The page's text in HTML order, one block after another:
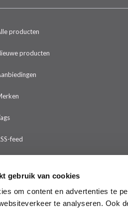
gebruik van cookies
om content en advertenties te
te analyseren. Ook
producten
producten
feed